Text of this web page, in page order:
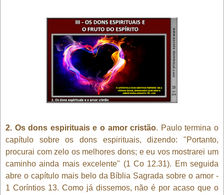
2. Os dons espirituais e o amor cristão. Paulo termina o
capítulo sobre os dons espirituais, dizendo: "Portanto,
procurai com zelo os melhores dons; e eu vos mostrarei um
caminho ainda mais excelente" (1 Co 12.31). Em seguida
abre o capítulo mais belo da Bíblia Sagrada sobre o amor -
1 Coríntios 13. Como já dissemos, não é por acaso que o